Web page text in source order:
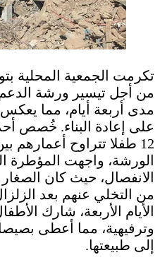
تكرمت الجمعية المحلية
من أجل تيسير ورشة
مدى أربعة أيام، مما
على إعادة البناء. خُصص
الورشة، واجهت المؤطرة
الانفصال، حيث كان
من التخلي عنهم بعد
الأيام الأربعة، شارك
وترفيهية، مما أعطى
إلى طبيعتها.